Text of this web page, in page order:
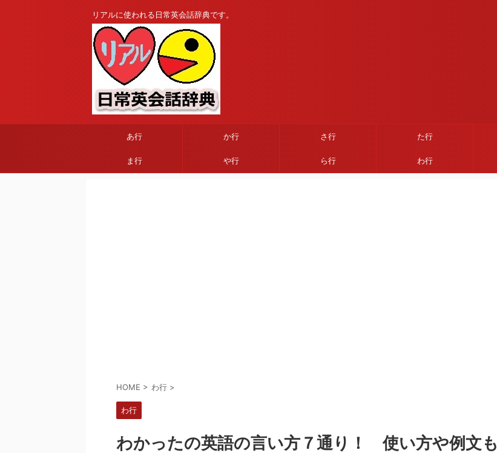
リアルに使われる日常英会話辞典です。
あ行 か行 さ行 た行
ま行 や行 ら行 わ行
HOME > わ行 >
わ行
わかったの英語の言い方７通り！ 使い方や例文も